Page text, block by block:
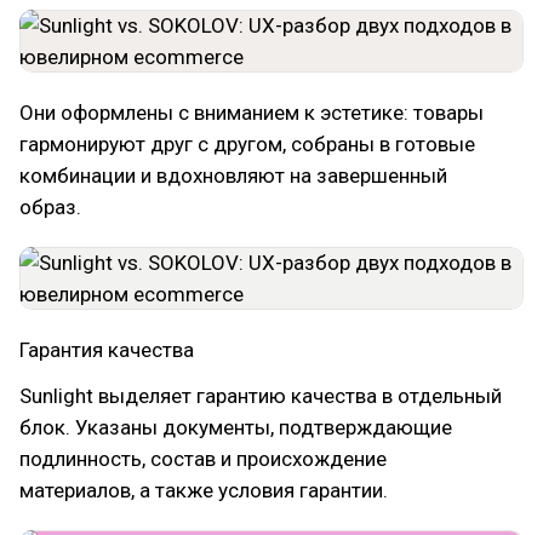
Они оформлены с вниманием к эстетике: товары
гармонируют друг с другом, собраны в готовые
комбинации и вдохновляют на завершенный
образ.
Гарантия качества
Sunlight выделяет гарантию качества в отдельный
блок. Указаны документы, подтверждающие
подлинность, состав и происхождение
материалов, а также условия гарантии.